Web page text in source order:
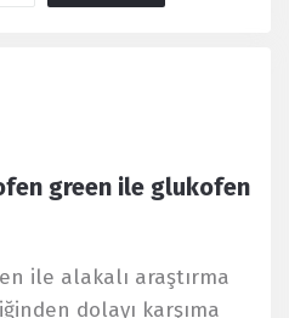
green ile glukofen
ile alakalı araştırma
dolayı karşıma